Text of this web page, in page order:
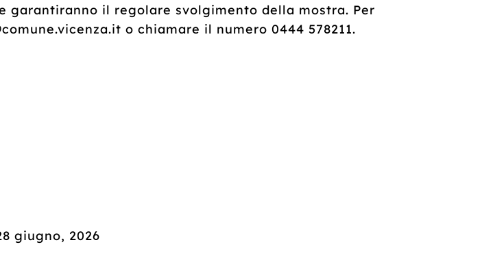
il regolare svolgimento della mostra. Per
o chiamare il numero 0444 578211.
giugno, 2026